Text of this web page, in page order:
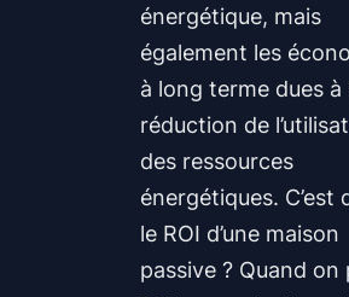
énergétique, mais
également les
à long terme dues à
réduction de
des ressources
énergétiques. C’est
le ROI d’une maison
passive ? Quand on